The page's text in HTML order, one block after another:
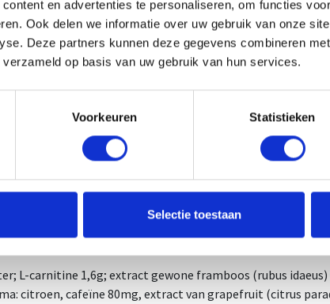
en advertenties te personaliseren, om functies
Ook delen we informatie over uw gebruik van onze
Deze partners kunnen deze gegevens combineren
op basis van uw gebruik van hun services.
Voorkeuren Statistieken
Selectie toestaan
bevat 20ml
bevat 12 flessen
Nummer: 1386/44
Nummer: 3979820
naar wens toegevoegd worden in een bidon voor of tijdens
koel en droog bewaren, buiten bereik van jonge
aanbevolen hoeveelheid niet overschrijden.
noch een gezonde levensstijl.
van herkomst EU.
per dagportie: 1 doseerdop (20ml)
L-carnitine 1,6g; extract gewone framboos (rubus
citroen, cafeïne 80mg, extract van grapefruit (citrus